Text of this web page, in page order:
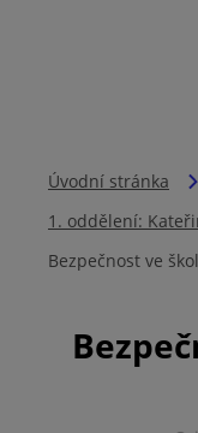
Úvodní stránka
1. oddělení:
Bezpečnost ve